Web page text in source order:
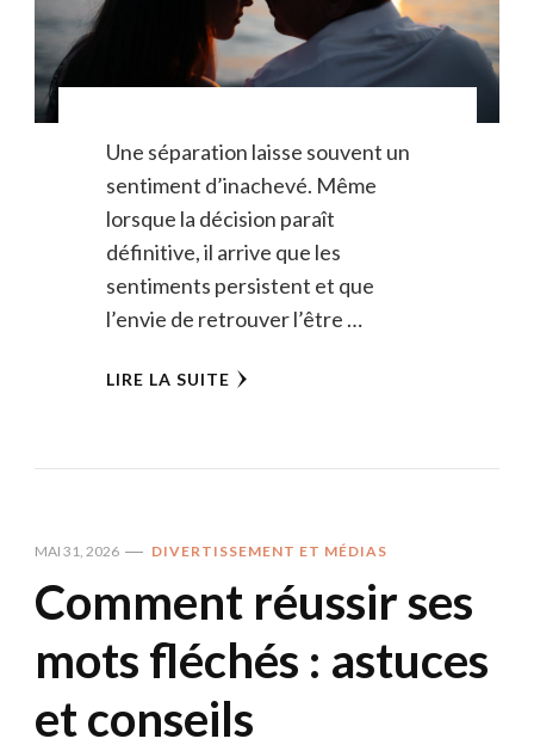
Une séparation laisse souvent un
sentiment d’inachevé. Même
lorsque la décision paraît
définitive, il arrive que les
sentiments persistent et que
l’envie de retrouver l’être …
LIRE LA SUITE
MAI 31, 2026 DIVERTISSEMENT ET MÉDIAS
Comment réussir ses
mots fléchés : astuces
et conseils